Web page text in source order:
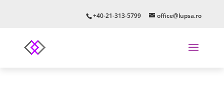
+40-21-313-5799 office@lupsa.ro